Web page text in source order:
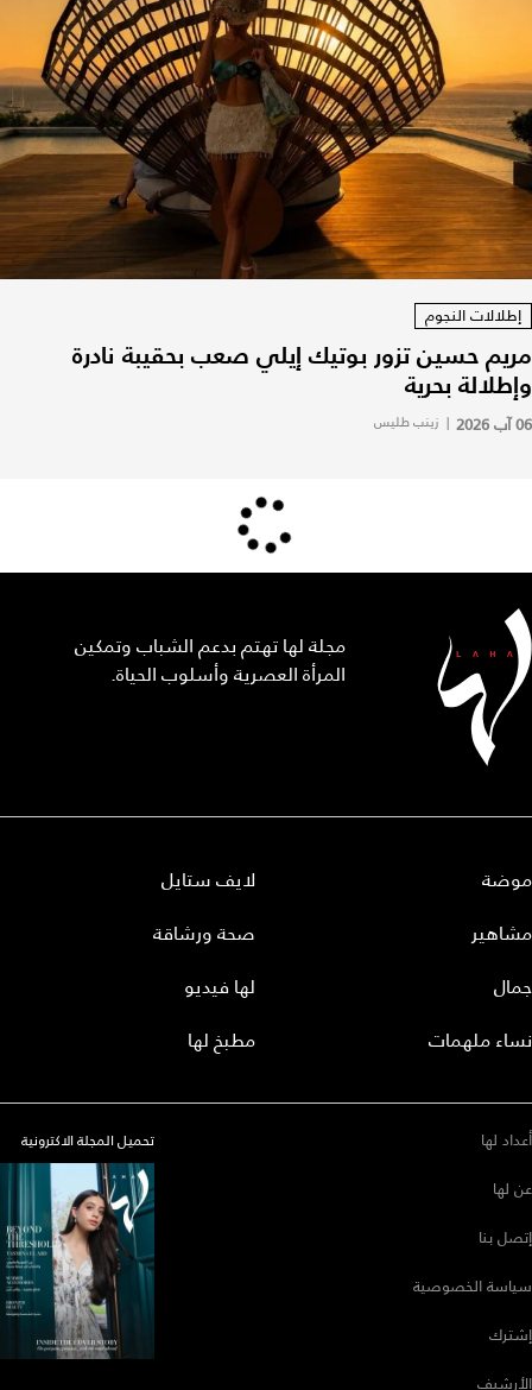
إطلالات النجوم
مريم حسين تزور بوتيك إيلي صعب بحقيبة نادرة
وإطلالة بحرية
06 آب 2026 | زينب طليس
مجلة لها تهتم بدعم الشباب وتمكين
المرأة العصرية وأسلوب الحياة.
موضة
مشاهير
جمال
نساء ملهمات
لايف ستايل
صحة ورشاقة
لها فيديو
مطبخ لها
أعداد لها
عن لها
إتصل بنا
سياسة الخصوصية
إشترك
الأرشيف
تحميل المجلة الاكترونية